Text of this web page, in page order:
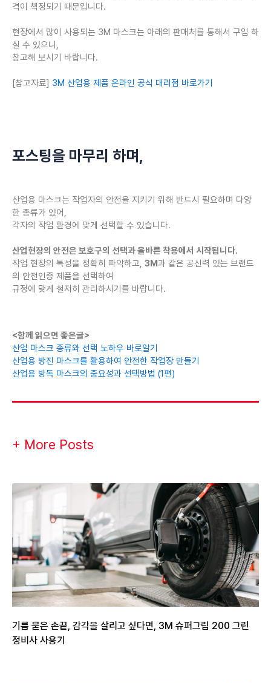
격이 책정되기 때문입니다.
현장에서 많이 사용되는 3M 마스크는 아래의 판매처를 통해서 구입 하
실 수 있으니,
참고해 보시기 바랍니다.
[참고자료] 3M 산업용 제품 온라인 공식 대리점 바로가기
포스팅을 마무리 하며,
산업용 마스크는 작업자의 안전을 지키기 위해 반드시 필요하며 다양
한 종류가 있어,
각자의 작업 환경에 맞게 선택할 수 있습니다.
산업현장의 안전은 보호구의 선택과 올바른 착용에서 시작됩니다.
작업 현장의 특성을 정확히 파악하고, 3M과 같은 공신력 있는 브랜드
의 안전인증 제품을 선택하여
규정에 맞게 철저히 관리하시기를 바랍니다.
<함께 읽으면 좋은글>
산업 마스크 종류와 선택 노하우 바로알기
산업용 방진 마스크를 활용하여 안전한 작업장 만들기
산업용 방독 마스크의 중요성과 선택방법 (1편)
+ More Posts
기름 묻은 손끝, 감각을 살리고 싶다면, 3M 슈퍼그립 200 그린
정비사 사용기